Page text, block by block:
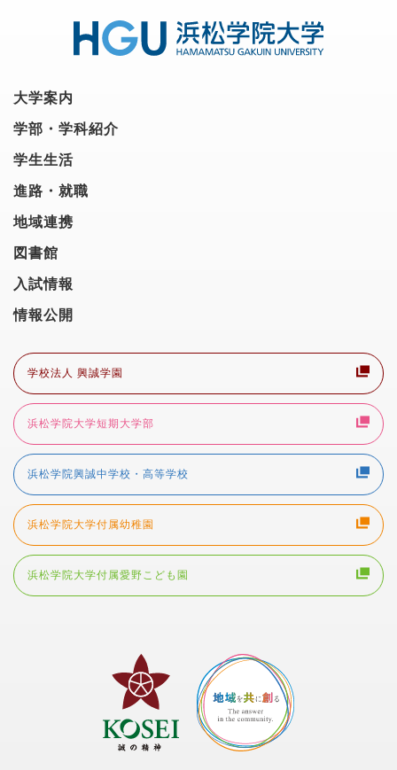
大学案内
学部・学科紹介
学生生活
進路・就職
地域連携
図書館
入試情報
情報公開
学校法人 興誠学園
浜松学院大学短期大学部
浜松学院興誠中学校・高等学校
浜松学院大学付属幼稚園
浜松学院大学付属愛野こども園